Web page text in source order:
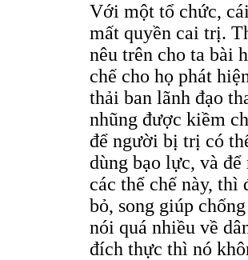
Với một tổ chức,
mất quyền cai trị.
nêu trên cho ta bài
chế cho họ phát
thải ban lãnh đạo
nhũng được kiềm
để người bị trị có
dùng bạo lực, và
các thể chế này, thì
bỏ, song giúp
nói quá nhiều về
đích thực thì nó